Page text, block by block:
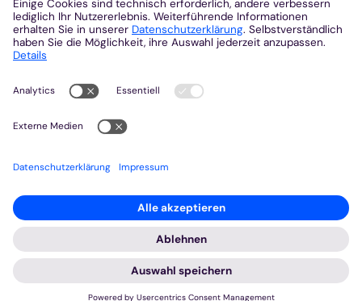
Nachrichten
Veranstaltungen
Gottesdienste
Stellenangebote
Kirchenzeitung
Amtsblatt (Kirchlicher Anzeiger)
Rechtsdatenbank
Meldestelle gemäß Hinweisgeberschutzgesetz
2026 © Bistum Aachen
Impressum
Datenschutzerklärung